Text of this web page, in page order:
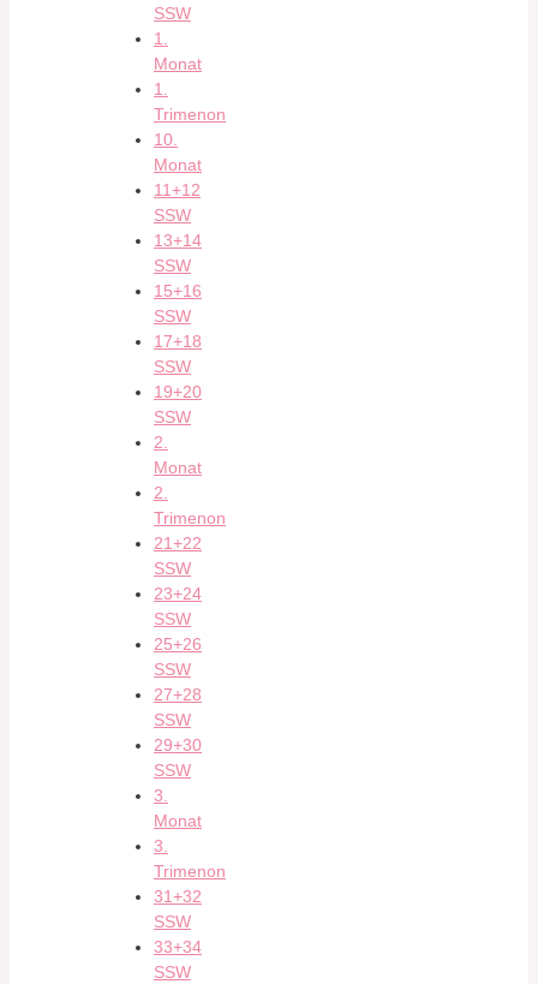
SSW
1.
Monat
1.
Trimenon
10.
Monat
11+12
SSW
13+14
SSW
15+16
SSW
17+18
SSW
19+20
SSW
2.
Monat
2.
Trimenon
21+22
SSW
23+24
SSW
25+26
SSW
27+28
SSW
29+30
SSW
3.
Monat
3.
Trimenon
31+32
SSW
33+34
SSW